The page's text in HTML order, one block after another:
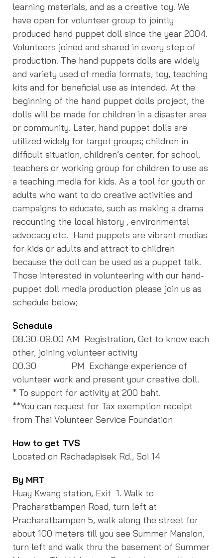
learning materials, and as a creative toy. We
have open for volunteer group to jointly
produced hand puppet doll since the year 2004.
Volunteers joined and shared in every step of
production. The hand puppets dolls are widely
and variety used of media formats, toy, teaching
kits and for beneficial use as intended. At the
beginning of the hand puppet dolls project, the
dolls will be made for children in a disaster area
or community. Later, hand puppet dolls are
utilized widely for target groups; children in
difficult situation, children’s center, for school,
teachers or working group for children to use as
a teaching media for kids. As a tool for youth or
adults who want to do creative activities and
campaigns to educate, such as making a drama
recounting the local history , environmental
advocacy etc. Hand puppets are vibrant medias
for kids or adults and attract to children
because the doll can be used as a puppet talk.
Those interested in volunteering with our hand-
puppet doll media production please join us as
schedule below;
Schedule
08.30-09.00 AM Registration, Get to know each
other, joining volunteer activity
00.30 PM Exchange experience of
volunteer work and present your creative doll.
* To support for activity at 200 baht.
**You can request for Tax exemption receipt
from Thai Volunteer Service Foundation
How to get TVS
Located on Rachadapisek Rd., Soi 14
By MRT
Huay Kwang station, Exit 1. Walk to
Pracharatbampen Road, turn left at
Pracharatbampen 5, walk along the street for
about 100 meters till you see Summer Mansion,
turn left and walk thru the basement of Summer